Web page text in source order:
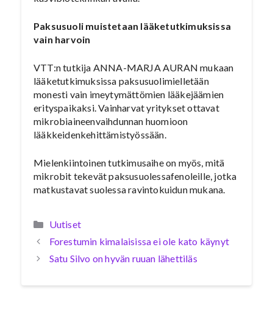
Paksusuoli muistetaan lääketutkimuksissa
vain harvoin
VTT:n tutkija ANNA-MARJA AURAN mukaan
lääketutkimuksissa paksusuolimielletään
monesti vain imeytymättömien lääkejäämien
erityspaikaksi. Vainharvat yritykset ottavat
mikrobiaineenvaihdunnan huomioon
lääkkeidenkehittämistyössään.
Mielenkiintoinen tutkimusaihe on myös, mitä
mikrobit tekevät paksusuolessafenoleille, jotka
matkustavat suolessa ravintokuidun mukana.
Kategoriat
Uutiset
Forestumin kimalaisissa ei ole kato käynyt
Satu Silvo on hyvän ruuan lähettiläs